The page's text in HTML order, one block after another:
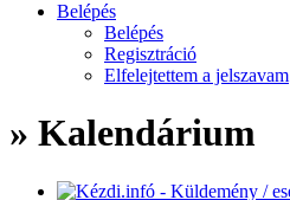
Belépés
Belépés
Regisztráció
Elfelejtettem a jelszavam
» Kalendárium